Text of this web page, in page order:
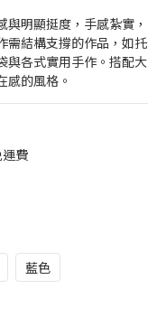
明顯挺度，手感紮實，
需結構支撐的作品，如托
與各式實用手作。搭配大
感的風格。
費
藍色